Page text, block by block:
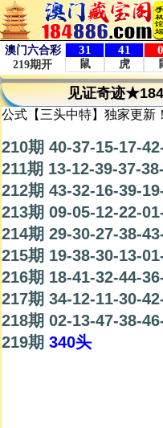
见证奇迹
公式【三头中特】独家更新！
210期 40-37-15-17-
211期 13-12-39-37-
212期 43-32-16-39-
213期 09-05-12-22-
214期 29-30-27-38-
215期 19-38-30-13-
216期 18-41-32-44-
217期 34-12-11-30-
218期 02-13-47-38-
219期 340头